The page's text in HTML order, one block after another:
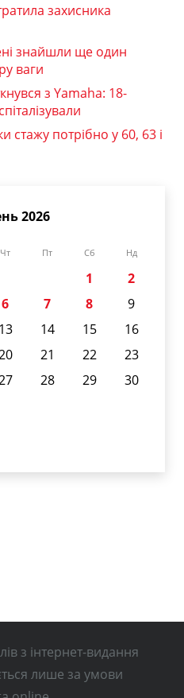
захисника
знайшли ще один
ваги
з Yamaha: 18-
стажу потрібно у 60, 63 і
2026
Чт Пт Сб Нд
1
2
6 7 8
9
13 14 15
16
21 22
23
28 29
30
з інтернет-видання
лише за умови